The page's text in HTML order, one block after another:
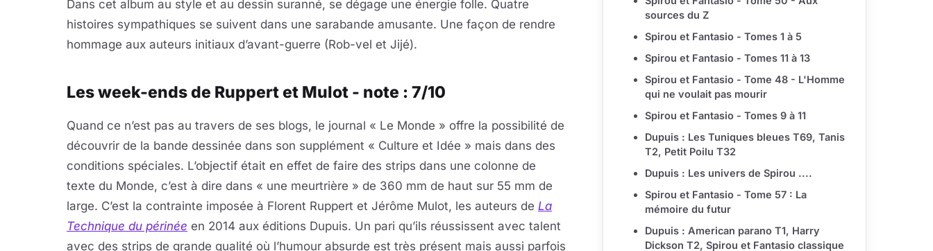
Dans cet album au style et au dessin suranné, se dégage une énergie folle. Quatre
histoires sympathiques se suivent dans une sarabande amusante. Une façon de rendre
hommage aux auteurs initiaux d’avant-guerre (Rob-vel et Jijé).
Les week-ends de Ruppert et Mulot - note : 7/10
Quand ce n’est pas au travers de ses blogs, le journal « Le Monde » offre la possibilité de
découvrir de la bande dessinée dans son supplément « Culture et Idée » mais dans des
conditions spéciales. L’objectif était en effet de faire des strips dans une colonne de
texte du Monde, c’est à dire dans « une meurtrière » de 360 mm de haut sur 55 mm de
large. C’est la contrainte imposée à Florent Ruppert et Jérôme Mulot, les auteurs de La
Technique du périnée en 2014 aux éditions Dupuis. Un pari qu’ils réussissent avec talent
avec des strips de grande qualité où l’humour absurde est très présent mais aussi parfois
sources du Z
Spirou et Fantasio - Tomes 1 à 5
Spirou et Fantasio - Tomes 11 à 13
Spirou et Fantasio - Tome 48 - L'Homme
qui ne voulait pas mourir
Spirou et Fantasio - Tomes 9 à 11
Dupuis : Les Tuniques bleues T69, Tanis
T2, Petit Poilu T32
Dupuis : Les univers de Spirou ....
Spirou et Fantasio - Tome 57 : La
mémoire du futur
Dupuis : American parano T1, Harry
Dickson T2, Spirou et Fantasio classique